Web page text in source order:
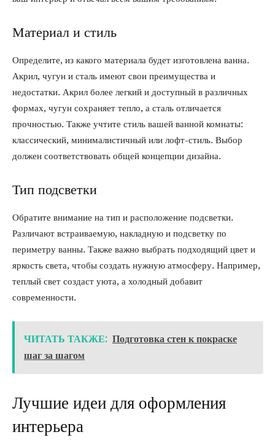
Материал и стиль
Определите, из какого материала будет изготовлена ванна.
Акрил, чугун и сталь имеют свои преимущества и
недостатки. Акрил более легкий и доступный в различных
формах, чугун сохраняет тепло, а сталь отличается
прочностью. Также учтите стиль вашей ванной комнаты:
классический, минималистичный или лофт-стиль. Выбор
должен соответствовать общей концепции дизайна.
Тип подсветки
Обратите внимание на тип и расположение подсветки.
Различают встраиваемую, накладную и подсветку по
периметру ванны. Также важно выбрать подходящий цвет и
яркость света, чтобы создать нужную атмосферу. Например,
теплый свет создаст уюта, а холодный добавит
современности.
ЧИТАТЬ ТАКЖЕ: Подготовка стен к покраске
шаг за шагом
Лучшие идеи для оформления
интерьера